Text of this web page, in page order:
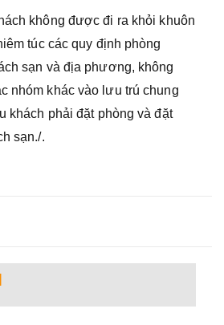
không được đi ra khỏi khuôn
túc các quy định phòng
sạn và địa phương, không
nhóm khác vào lưu trú chung
khách phải đặt phòng và đặt
sạn./.